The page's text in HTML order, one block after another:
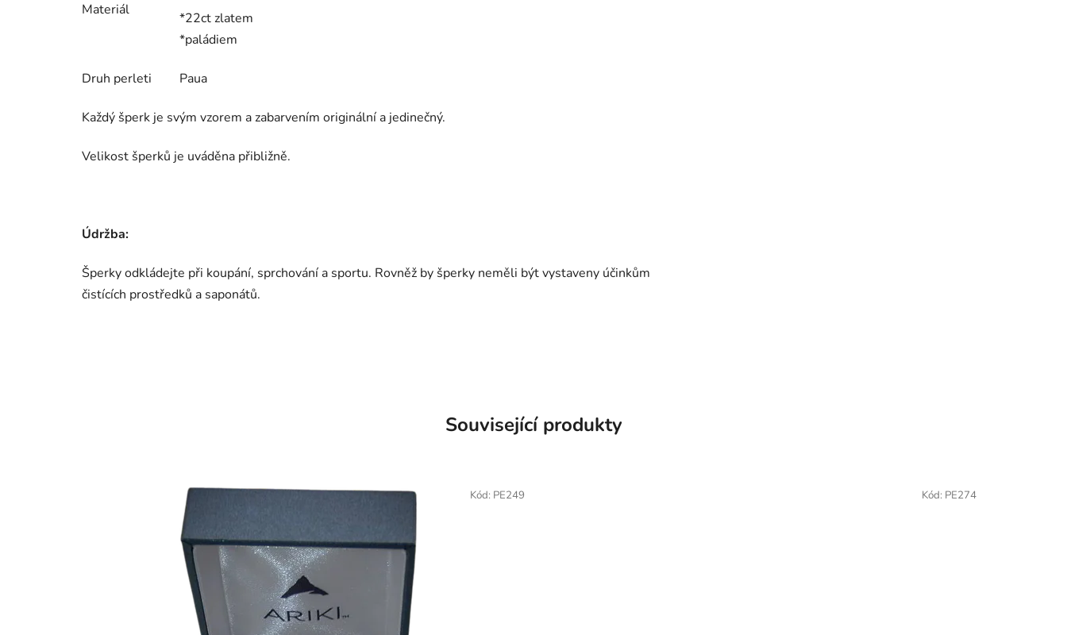
Materiál
*22ct zlatem
*paládiem
Druh perleti Paua
Každý šperk je svým vzorem a zabarvením originální a jedinečný.
Velikost šperků je uváděna přibližně.
Údržba:
Šperky odkládejte při koupání, sprchování a sportu. Rovněž by šperky neměli být vystaveny účinkům
čistících prostředků a saponátů.
Související produkty
Kód: PE249 Kód: PE274